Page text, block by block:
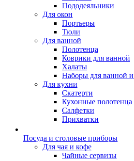
Пододеяльники
Для окон
Портьеры
Тюли
Для ванной
Полотенца
Коврики для ванной
Халаты
Наборы для ванной
Для кухни
Скатерти
Кухонные полотенца
Салфетки
Прихватки
Посуда и столовые приборы
Для чая и кофе
Чайные сервизы